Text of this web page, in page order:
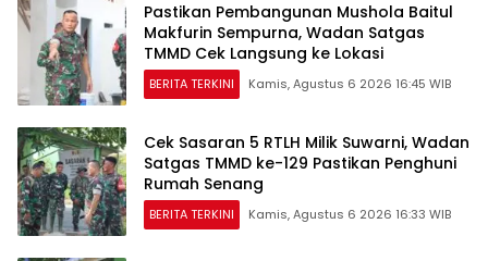
Pastikan Pembangunan Mushola Baitul
Makfurin Sempurna, Wadan Satgas
TMMD Cek Langsung ke Lokasi
BERITA TERKINI Kamis, Agustus 6 2026 16:45 WIB
Cek Sasaran 5 RTLH Milik Suwarni, Wadan
Satgas TMMD ke-129 Pastikan Penghuni
Rumah Senang
BERITA TERKINI Kamis, Agustus 6 2026 16:33 WIB